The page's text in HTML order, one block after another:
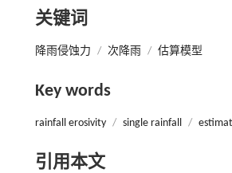
关键词
降雨侵蚀力 / 次降雨 / 估算模型
Key words
rainfall erosivity / single rainfall /
引用本文